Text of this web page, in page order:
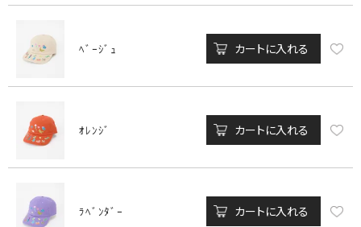
ﾍﾞｰｼﾞｭ カートに入れる
ｵﾚﾝｼﾞ カートに入れる
ﾗﾍﾞﾝﾀﾞｰ カートに入れる